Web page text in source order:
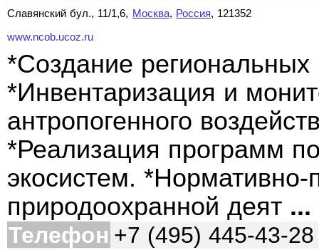
Славянский бул., 11/1,6, Москва, Россия, 121352
www.ncob.ucoz.ru
*Создание региональных
*Инвентаризация и
антропогенного
*Реализация программ
экосистем.
природоохранной деят ...
Телефон +7 (495) 445-43-28